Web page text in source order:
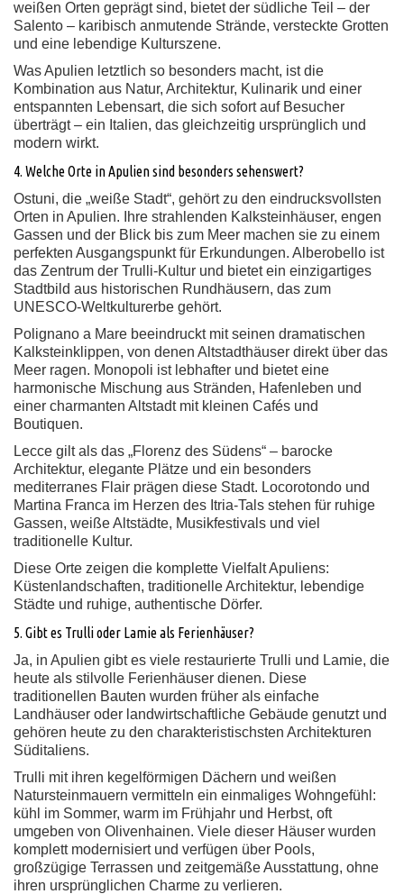
weißen Orten geprägt sind, bietet der südliche Teil – der
Salento – karibisch anmutende Strände, versteckte Grotten
und eine lebendige Kulturszene.
Was Apulien letztlich so besonders macht, ist die
Kombination aus Natur, Architektur, Kulinarik und einer
entspannten Lebensart, die sich sofort auf Besucher
überträgt – ein Italien, das gleichzeitig ursprünglich und
modern wirkt.
4. Welche Orte in Apulien sind besonders sehenswert?
Ostuni, die „weiße Stadt“, gehört zu den eindrucksvollsten
Orten in Apulien. Ihre strahlenden Kalksteinhäuser, engen
Gassen und der Blick bis zum Meer machen sie zu einem
perfekten Ausgangspunkt für Erkundungen. Alberobello ist
das Zentrum der Trulli-Kultur und bietet ein einzigartiges
Stadtbild aus historischen Rundhäusern, das zum
UNESCO-Weltkulturerbe gehört.
Polignano a Mare beeindruckt mit seinen dramatischen
Kalksteinklippen, von denen Altstadthäuser direkt über das
Meer ragen. Monopoli ist lebhafter und bietet eine
harmonische Mischung aus Stränden, Hafenleben und
einer charmanten Altstadt mit kleinen Cafés und
Boutiquen.
Lecce gilt als das „Florenz des Südens“ – barocke
Architektur, elegante Plätze und ein besonders
mediterranes Flair prägen diese Stadt. Locorotondo und
Martina Franca im Herzen des Itria-Tals stehen für ruhige
Gassen, weiße Altstädte, Musikfestivals und viel
traditionelle Kultur.
Diese Orte zeigen die komplette Vielfalt Apuliens:
Küstenlandschaften, traditionelle Architektur, lebendige
Städte und ruhige, authentische Dörfer.
5. Gibt es Trulli oder Lamie als Ferienhäuser?
Ja, in Apulien gibt es viele restaurierte Trulli und Lamie, die
heute als stilvolle Ferienhäuser dienen. Diese
traditionellen Bauten wurden früher als einfache
Landhäuser oder landwirtschaftliche Gebäude genutzt und
gehören heute zu den charakteristischsten Architekturen
Süditaliens.
Trulli mit ihren kegelförmigen Dächern und weißen
Natursteinmauern vermitteln ein einmaliges Wohngefühl:
kühl im Sommer, warm im Frühjahr und Herbst, oft
umgeben von Olivenhainen. Viele dieser Häuser wurden
komplett modernisiert und verfügen über Pools,
großzügige Terrassen und zeitgemäße Ausstattung, ohne
ihren ursprünglichen Charme zu verlieren.